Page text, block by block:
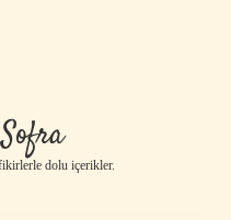
dolu içerikler.